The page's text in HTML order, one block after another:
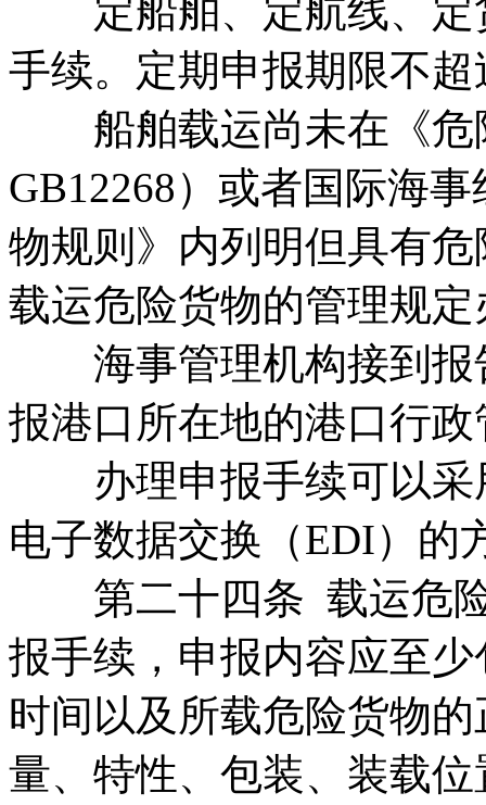
定船舶、定航线、定
手续。定期申报期限不
船舶载运尚未在《危
GB12268）或者国际海
物规则》内列明但具有
载运危险货物的管理规
海事管理机构接到报
报港口所在地的港口行
办理申报手续可以采
电子数据交换（EDI）的
第二十四条 载运危险
报手续，申报内容应至
时间以及所载危险货物
量、特性、包装、装载